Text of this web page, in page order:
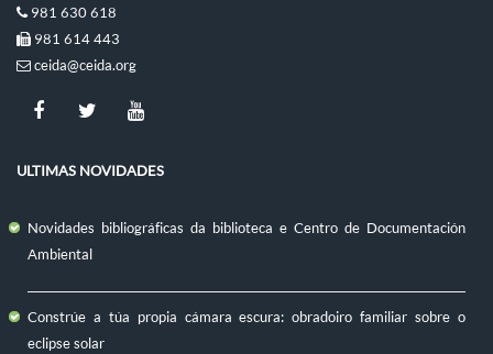
981 630 618
981 614 443
ceida@ceida.org
ULTIMAS NOVIDADES
Novidades bibliográficas da biblioteca e Centro de Documentación
Ambiental
Constrúe a túa propia cámara escura: obradoiro familiar sobre o
eclipse solar